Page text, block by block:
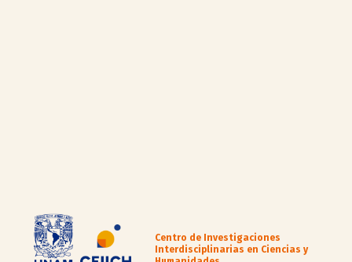
Centro de Investigaciones
Interdisciplinarias en Ciencias y